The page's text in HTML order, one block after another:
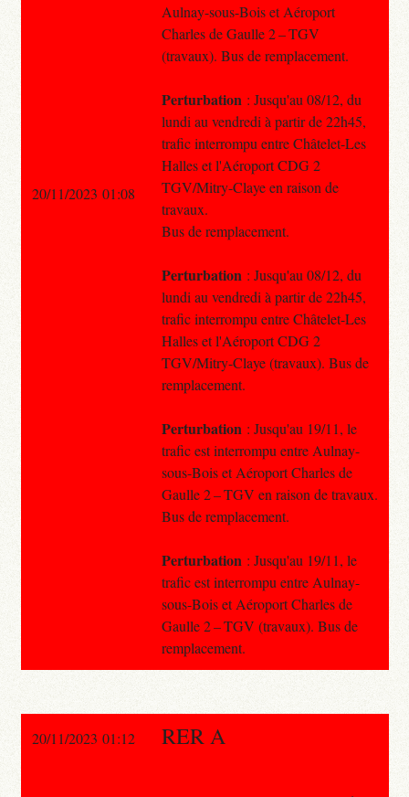
Aulnay-sous-Bois et Aéroport
Charles de Gaulle 2 – TGV
(travaux). Bus de remplacement.
Perturbation : Jusqu'au 08/12, du
lundi au vendredi à partir de 22h45,
trafic interrompu entre Châtelet-Les
Halles et l'Aéroport CDG 2
TGV/Mitry-Claye en raison de
travaux.
Bus de remplacement.
Perturbation : Jusqu'au 08/12, du
lundi au vendredi à partir de 22h45,
trafic interrompu entre Châtelet-Les
Halles et l'Aéroport CDG 2
TGV/Mitry-Claye (travaux). Bus de
remplacement.
Perturbation : Jusqu'au 19/11, le
trafic est interrompu entre Aulnay-
sous-Bois et Aéroport Charles de
Gaulle 2 – TGV en raison de travaux.
Bus de remplacement.
Perturbation : Jusqu'au 19/11, le
trafic est interrompu entre Aulnay-
sous-Bois et Aéroport Charles de
Gaulle 2 – TGV (travaux). Bus de
remplacement.
20/11/2023 01:08
20/11/2023 01:12 RER A